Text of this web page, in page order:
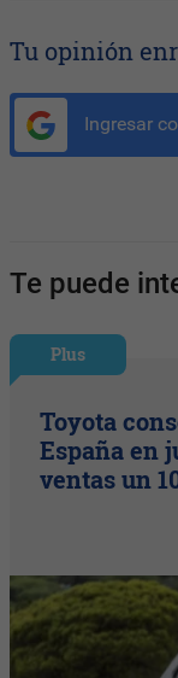
Tu opinión
Ingresar
Te puede
Plus
Toyota
España en
ventas un